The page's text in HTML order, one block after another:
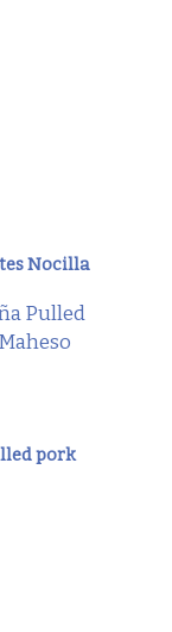
Nocilla
pork